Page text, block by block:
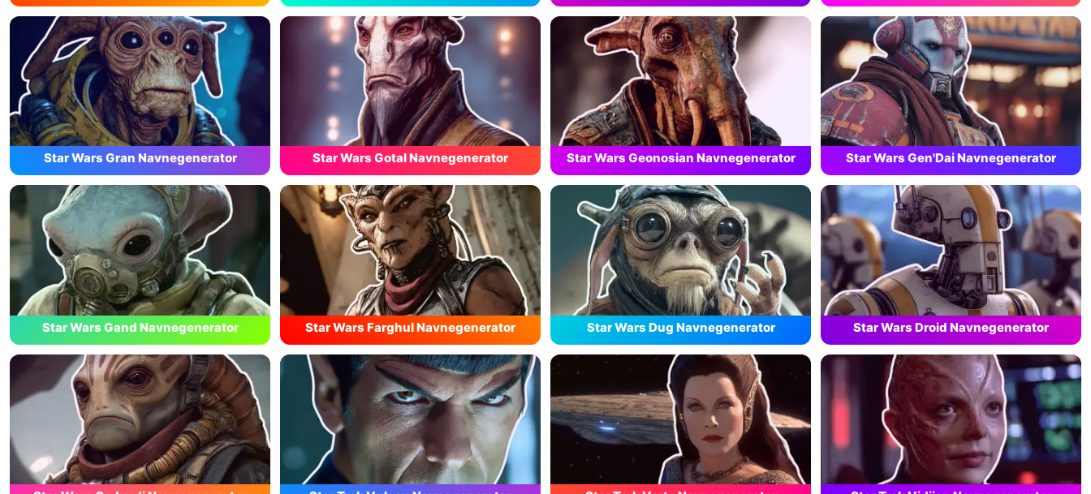
Star Wars Gran Navnegenerator Star Wars Gotal Navnegenerator Star Wars Geonosian Navnegenerator Star Wars Gen'Dai Navnegenerator
Star Wars Gand Navnegenerator Star Wars Farghul Navnegenerator Star Wars Dug Navnegenerator Star Wars Droid Navnegenerator